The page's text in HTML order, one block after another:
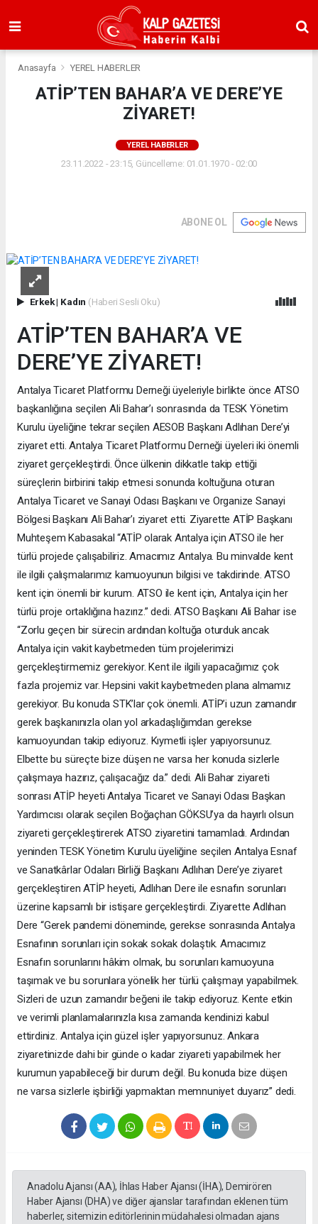
Anasayfa YEREL HABERLER
ATİP’TEN BAHAR’A VE DERE’YE
ZİYARET!
YEREL HABERLER
23.11.2022 - 23:15, Güncelleme: 01.01.1970 - 02:00
ABONE OL
Erkek| Kadın (Haberi Sesli Oku)
ATİP’TEN BAHAR’A VE
DERE’YE ZİYARET!
Antalya Ticaret Platformu Derneği üyeleriyle birlikte önce ATSO
başkanlığına seçilen Ali Bahar’ı sonrasında da TESK Yönetim
Kurulu üyeliğine tekrar seçilen AESOB Başkanı Adlıhan Dere’yi
ziyaret etti. Antalya Ticaret Platformu Derneği üyeleri iki önemli
ziyaret gerçekleştirdi. Önce ülkenin dikkatle takip ettiği
süreçlerin birbirini takip etmesi sonunda koltuğuna oturan
Antalya Ticaret ve Sanayi Odası Başkanı ve Organize Sanayi
Bölgesi Başkanı Ali Bahar’ı ziyaret etti. Ziyarette ATİP Başkanı
Muhteşem Kabasakal “ATİP olarak Antalya için ATSO ile her
türlü projede çalışabiliriz. Amacımız Antalya. Bu minvalde kent
ile ilgili çalışmalarımız kamuoyunun bilgisi ve takdirinde. ATSO
kent için önemli bir kurum. ATSO ile kent için, Antalya için her
türlü proje ortaklığına hazırız.” dedi. ATSO Başkanı Ali Bahar ise
“Zorlu geçen bir sürecin ardından koltuğa oturduk ancak
Antalya için vakit kaybetmeden tüm projelerimizi
gerçekleştirmemiz gerekiyor. Kent ile ilgili yapacağımız çok
fazla projemiz var. Hepsini vakit kaybetmeden plana almamız
gerekiyor. Bu konuda STK’lar çok önemli. ATİP’i uzun zamandır
gerek başkanınızla olan yol arkadaşlığımdan gerekse
kamuoyundan takip ediyoruz. Kıymetli işler yapıyorsunuz.
Elbette bu süreçte bize düşen ne varsa her konuda sizlerle
çalışmaya hazırız, çalışacağız da.” dedi. Ali Bahar ziyareti
sonrası ATİP heyeti Antalya Ticaret ve Sanayi Odası Başkan
Yardımcısı olarak seçilen Boğaçhan GÖKSU’ya da hayırlı olsun
ziyareti gerçekleştirerek ATSO ziyaretini tamamladı. Ardından
yeninden TESK Yönetim Kurulu üyeliğine seçilen Antalya Esnaf
ve Sanatkârlar Odaları Birliği Başkanı Adlıhan Dere’ye ziyaret
gerçekleştiren ATİP heyeti, Adlıhan Dere ile esnafın sorunları
üzerine kapsamlı bir istişare gerçekleştirdi. Ziyarette Adlıhan
Dere “Gerek pandemi döneminde, gerekse sonrasında Antalya
Esnafının sorunları için sokak sokak dolaştık. Amacımız
Esnafın sorunlarını hâkim olmak, bu sorunları kamuoyuna
taşımak ve bu sorunlara yönelik her türlü çalışmayı yapabilmek.
Sizleri de uzun zamandır beğeni ile takip ediyoruz. Kente etkin
ve verimli planlamalarınızla kısa zamanda kendinizi kabul
ettirdiniz. Antalya için güzel işler yapıyorsunuz. Ankara
ziyaretinizde dahi bir günde o kadar ziyareti yapabilmek her
kurumun yapabileceği bir durum değil. Bu konuda bize düşen
ne varsa sizlerle işbirliği yapmaktan memnuniyet duyarız” dedi.
Anadolu Ajansı (AA), İhlas Haber Ajansı (İHA), Demirören
Haber Ajansı (DHA) ve diğer ajanslar tarafından eklenen tüm
haberler, sitemizin editörlerinin müdahalesi olmadan ajans